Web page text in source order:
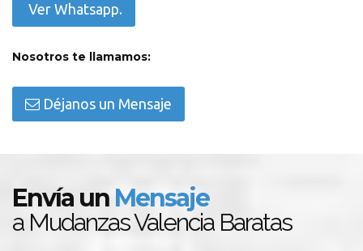
Ver Whatsapp.
Nosotros te llamamos:
Déjanos un Mensaje
Envía un Mensaje
a Mudanzas Valencia Baratas